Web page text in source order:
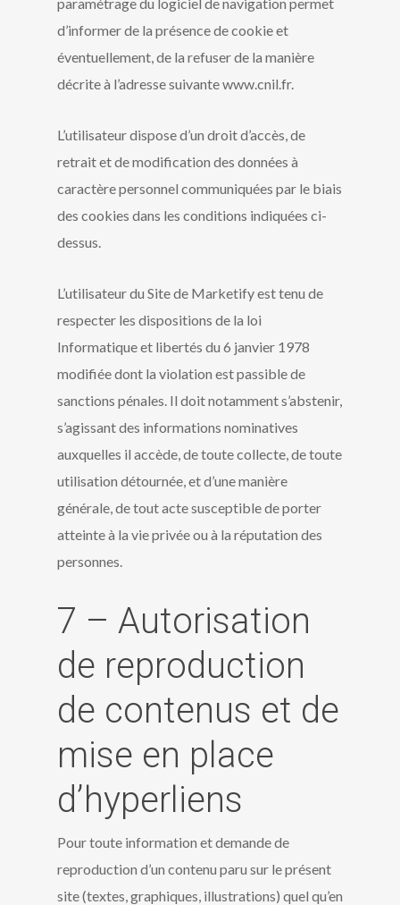
d’informer de la présence de cookie et
éventuellement, de la refuser de la manière
décrite à l’adresse suivante www.cnil.fr.
L’utilisateur dispose d’un droit d’accès, de
retrait et de modification des données à
caractère personnel communiquées par le biais
des cookies dans les conditions indiquées ci-
dessus.
L’utilisateur du Site de Marketify est tenu de
respecter les dispositions de la loi
Informatique et libertés du 6 janvier 1978
modifiée dont la violation est passible de
sanctions pénales. Il doit notamment s’abstenir,
s’agissant des informations nominatives
auxquelles il accède, de toute collecte, de toute
utilisation détournée, et d’une manière
générale, de tout acte susceptible de porter
atteinte à la vie privée ou à la réputation des
personnes.
7 – Autorisation
de reproduction
de contenus et de
mise en place
d’hyperliens
Pour toute information et demande de
reproduction d’un contenu paru sur le présent
site (textes, graphiques, illustrations) quel qu’en